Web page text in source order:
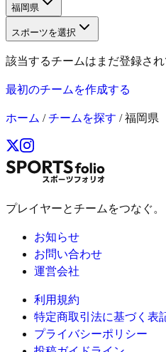
福岡県
スポーツを選択
該当するチームはまだ登録さ
最初のチームを作成する
ホーム /チームを探す /福岡県
プレイヤーとチームをつなぐ。
お知らせ
お問い合わせ
運営会社
利用規約
特定商取引法に基づく表
プライバシーポリシー